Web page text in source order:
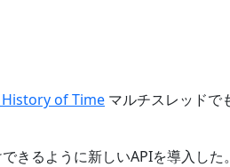
of Time マルチスレッドで
きるように新しいAPIを導入した